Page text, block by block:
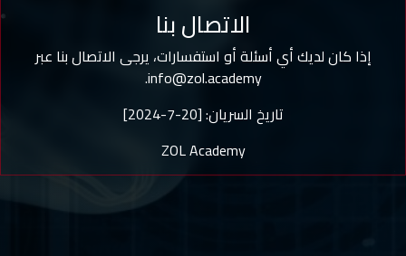
الاتصال بنا
إذا كان لديك أي أسئلة أو استفسارات، يرجى الاتصال بنا عبر
info@zol.academy.
تاريخ السريان: [20-7-2024]
ZOL Academy